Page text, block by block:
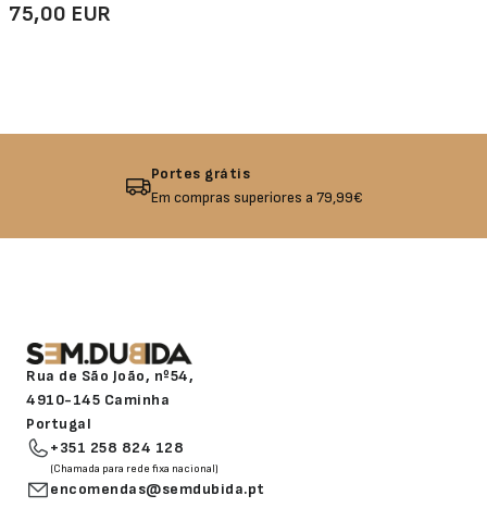
75,00 EUR
Devolução garantida
Não gostou? Troque o seu produto!
Rua de São João, nº54,
4910-145 Caminha
Portugal
+351 258 824 128
(Chamada para rede fixa nacional)
encomendas@semdubida.pt